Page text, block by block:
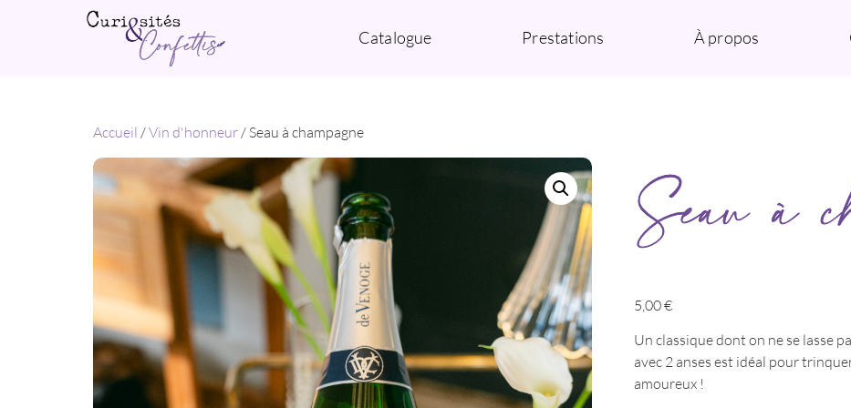
Catalogue Prestations À propos
Accueil /Vin d'honneur / Seau à champagne
Seau à
5,00€
Un classique dont on ne se lasse
avec 2 anses est idéal pour
amoureux !